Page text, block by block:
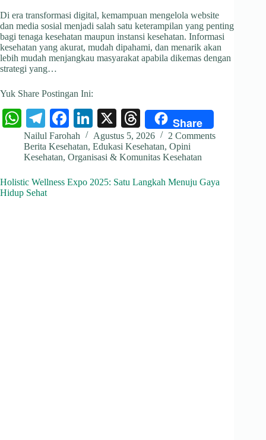
Di era transformasi digital, kemampuan mengelola website
dan media sosial menjadi salah satu keterampilan yang penting
bagi tenaga kesehatan maupun instansi kesehatan. Informasi
kesehatan yang akurat, mudah dipahami, dan menarik akan
lebih mudah menjangkau masyarakat apabila dikemas dengan
strategi yang…
Yuk Share Postingan Ini:
W
ha
ts
A
pp
Te
le
gr
a
m
Fa
ce
bo
ok
Li
nk
ed
In
X
T
hr
ea
ds
Share
Nailul Farohah Agustus 5, 2026
2 Comments
Berita Kesehatan, Edukasi Kesehatan, Opini
Kesehatan, Organisasi & Komunitas Kesehatan
Holistic Wellness Expo 2025: Satu Langkah Menuju Gaya
Hidup Sehat